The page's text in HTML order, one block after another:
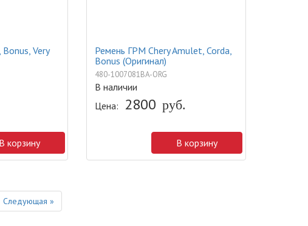
Very
В корзину
Ремень ГРМ Chery Amulet, Corda,
Bonus (Оригинал)
480-1007081BA-ORG
В наличии
Цена: 2800 руб.
В корзину
Следующая »Next